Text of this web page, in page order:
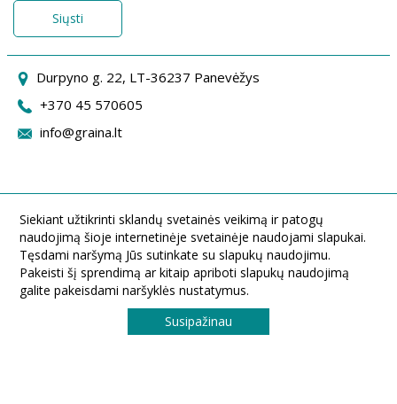
Siųsti
Durpyno g. 22, LT-36237 Panevėžys
+370 45 570605
info@graina.lt
Siekiant užtikrinti sklandų svetainės veikimą ir patogų
naudojimą šioje internetinėje svetainėje naudojami slapukai.
Tęsdami naršymą Jūs sutinkate su slapukų naudojimu.
Pakeisti šį sprendimą ar kitaip apriboti slapukų naudojimą
galite pakeisdami naršyklės nustatymus.
Susipažinau